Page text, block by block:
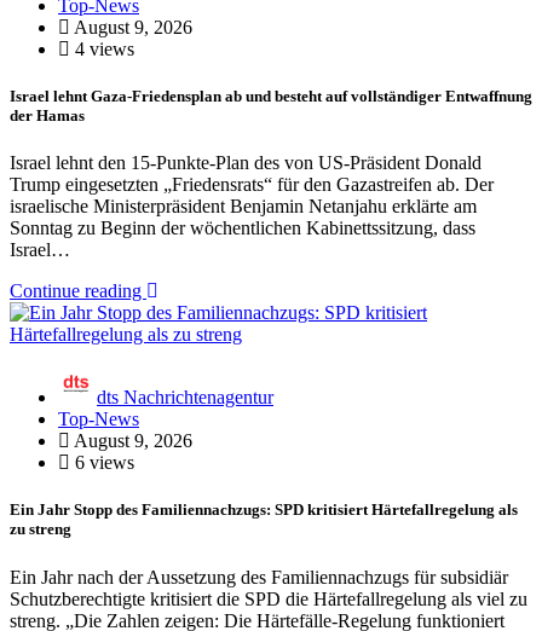
Top-News
August 9, 2026
4 views
Israel lehnt Gaza-Friedensplan ab und besteht auf vollständiger Entwaffnung
der Hamas
Israel lehnt den 15-Punkte-Plan des von US-Präsident Donald
Trump eingesetzten „Friedensrats“ für den Gazastreifen ab. Der
israelische Ministerpräsident Benjamin Netanjahu erklärte am
Sonntag zu Beginn der wöchentlichen Kabinettssitzung, dass
Israel…
Continue reading
dts Nachrichtenagentur
Top-News
August 9, 2026
6 views
Ein Jahr Stopp des Familiennachzugs: SPD kritisiert Härtefallregelung als
zu streng
Ein Jahr nach der Aussetzung des Familiennachzugs für subsidiär
Schutzberechtigte kritisiert die SPD die Härtefallregelung als viel zu
streng. „Die Zahlen zeigen: Die Härtefälle-Regelung funktioniert